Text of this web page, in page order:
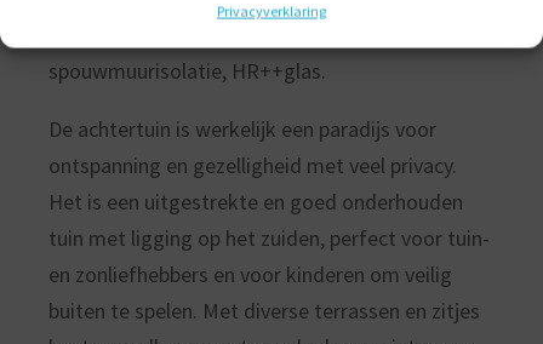
Privacyverklaring
spouwmuurisolatie, HR++glas.
De achtertuin is werkelijk een paradijs voor
ontspanning en gezelligheid met veel privacy.
Het is een uitgestrekte en goed onderhouden
tuin met ligging op het zuiden, perfect voor tuin-
en zonliefhebbers en voor kinderen om veilig
buiten te spelen. Met diverse terrassen en zitjes